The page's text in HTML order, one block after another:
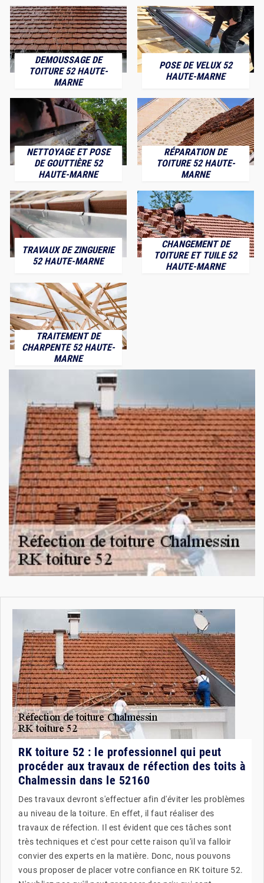
DEMOUSSAGE DE
TOITURE 52 HAUTE-
MARNE
POSE DE VELUX 52
HAUTE-MARNE
NETTOYAGE ET POSE
DE GOUTTIÈRE 52
HAUTE-MARNE
RÉPARATION DE
TOITURE 52 HAUTE-
MARNE
TRAVAUX DE ZINGUERIE
52 HAUTE-MARNE
CHANGEMENT DE
TOITURE ET TUILE 52
HAUTE-MARNE
TRAITEMENT DE
CHARPENTE 52 HAUTE-
MARNE
RK toiture 52 : le professionnel qui peut
procéder aux travaux de réfection des toits à
Chalmessin dans le 52160
Des travaux devront s'effectuer afin d'éviter les problèmes
au niveau de la toiture. En effet, il faut réaliser des
travaux de réfection. Il est évident que ces tâches sont
très techniques et c'est pour cette raison qu'il va falloir
convier des experts en la matière. Donc, nous pouvons
vous proposer de placer votre confiance en RK toiture 52.